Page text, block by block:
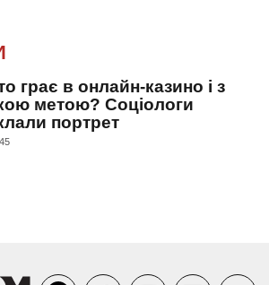
грає в онлайн-казино і з
метою? Соціологи
портрет